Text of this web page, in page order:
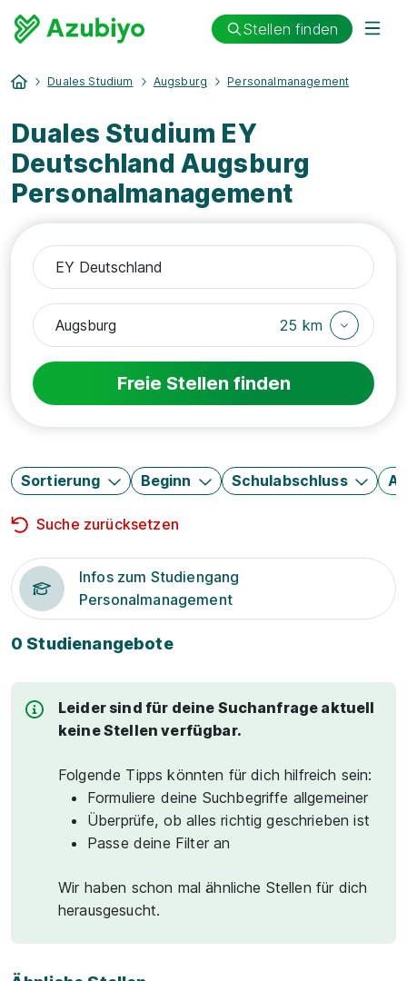
Stellen finden
Duales Studium Augsburg Personalmanagement
Duales Studium EY
Deutschland Augsburg
Personalmanagement
25 km
Freie Stellen finden
Sortierung Beginn Schulabschluss
Suche zurücksetzen
Infos zum Studiengang
Personalmanagement
0 Studienangebote
Leider sind für deine Suchanfrage aktuell
keine Stellen verfügbar.
Folgende Tipps könnten für dich hilfreich sein:
Formuliere deine Suchbegriffe allgemeiner
Überprüfe, ob alles richtig geschrieben ist
Passe deine Filter an
Wir haben schon mal ähnliche Stellen für dich
herausgesucht.